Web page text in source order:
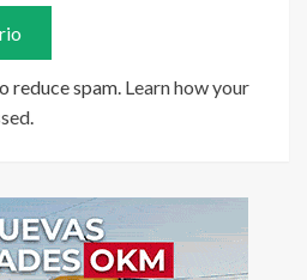
reduce spam. Learn how your
.